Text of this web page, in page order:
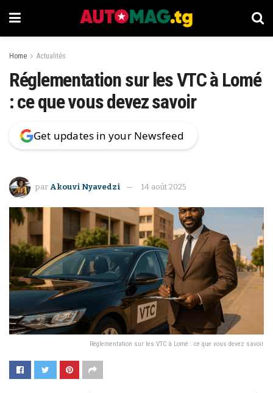
Home Actualités
Réglementation sur les VTC à Lomé
: ce que vous devez savoir
Get updates in your Newsfeed
par Akouvi Nyavedzi 14 août 2025
Réglementation sur les VTC à Lomé : ce que vous devez savoir